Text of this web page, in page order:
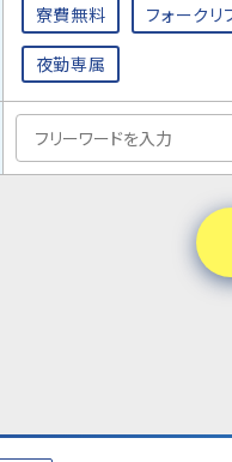
寮費無料 フォークリ
夜勤専属